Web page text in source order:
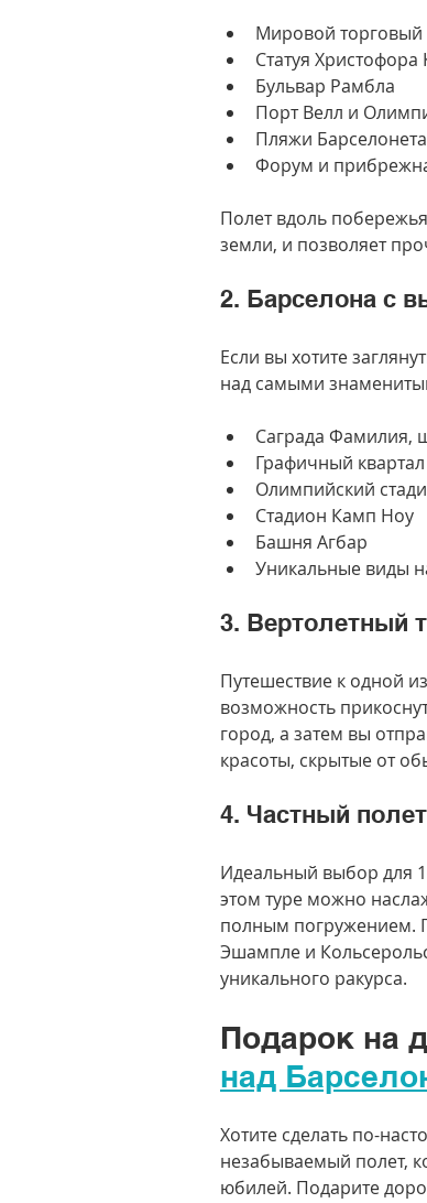
Мировой торговый
Статуя Христофора
Бульвар Рамбла
Порт Велл и
Пляжи
Форум и
Полет вдоль
земли, и позволяет
2. Барселона с
Если вы хотите
над самыми
Саграда Фамилия,
Графичный
Олимпийский
Стадион Камп Ноу
Башня Агбар
Уникальные виды
3. Вертолетный
Путешествие к одной
возможность
город, а затем вы
красоты, скрытые от
4. Частный
Идеальный выбор для
этом туре можно
полным погружением.
Эшампле и
уникального ракурса.
Подарок на
над
Хотите сделать по-
незабываемый полет,
юбилей. Подарите